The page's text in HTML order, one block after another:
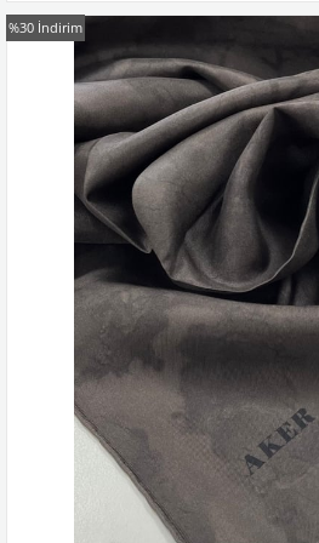
Kampanyadaki tüm modelleri
%30 İndirim